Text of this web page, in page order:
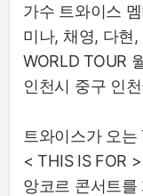
가수 트와이스
미나, 채영, 다현
WORLD TOUR
인천시 중구 인
트와이스가 오
< THIS IS FOR
앙코르 콘서트를